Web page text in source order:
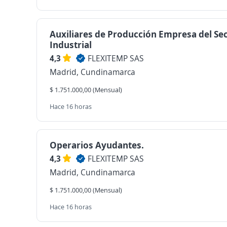
Auxiliares de Producción Empresa del
Industrial
4,3
FLEXITEMP SAS
Madrid, Cundinamarca
$ 1.751.000,00 (Mensual)
Hace 16 horas
Operarios Ayudantes.
4,3
FLEXITEMP SAS
Madrid, Cundinamarca
$ 1.751.000,00 (Mensual)
Hace 16 horas